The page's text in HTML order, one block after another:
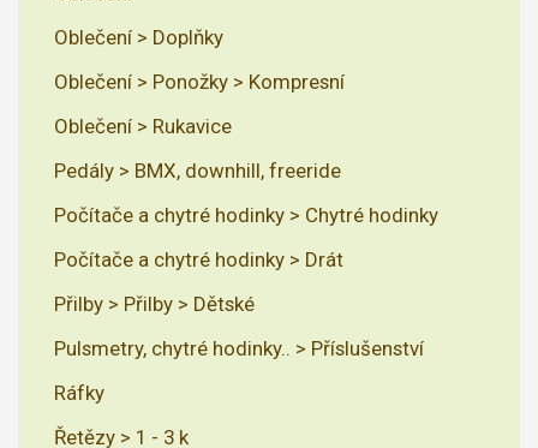
Oblečení > Doplňky
Oblečení > Ponožky > Kompresní
Oblečení > Rukavice
Pedály > BMX, downhill, freeride
Počítače a chytré hodinky > Chytré hodinky
Počítače a chytré hodinky > Drát
Přilby > Přilby > Dětské
Pulsmetry, chytré hodinky.. > Příslušenství
Ráfky
Řetězy > 1 - 3 k